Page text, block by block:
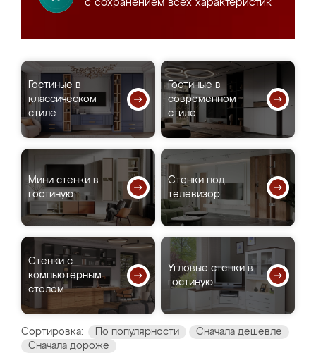
с сохранением всех характеристик
Гостиные в
классическом
стиле
Гостиные в
современном
стиле
Мини стенки в
гостиную
Стенки под
телевизор
Стенки с
компьютерным
столом
Угловые стенки в
гостиную
Сортировка: По популярности
Сначала дешевле
Сначала дороже